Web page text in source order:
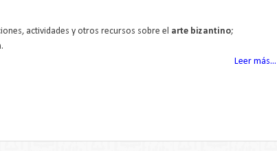
actividades y otros recursos sobre el arte bizantino;
Leer más...